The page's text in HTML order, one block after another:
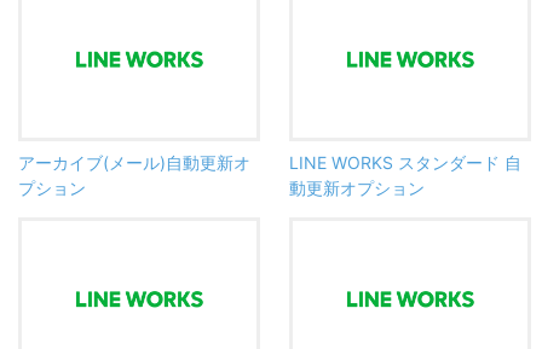
アーカイブ(メール)自動更新オ
プション
LINE WORKS スタンダード 自
動更新オプション